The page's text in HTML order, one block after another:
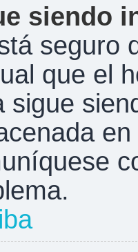
siendo
seguro
que el
sigue